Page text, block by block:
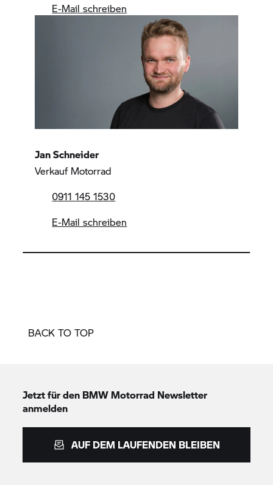
E-Mail schreiben
Jan Schneider
Verkauf Motorrad
0911 145 1530
E-Mail schreiben
BACK TO TOP
Jetzt für den BMW Motorrad Newsletter
anmelden
AUF DEM LAUFENDEN BLEIBEN